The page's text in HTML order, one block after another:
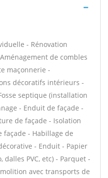
- Rénovation
de combles
maçonnerie -
décoratifs intérieurs -
septique (installation
- Enduit de façade -
de façade - Isolation
- Habillage de
- Enduit - Papier
PVC, etc) - Parquet -
avec transports de